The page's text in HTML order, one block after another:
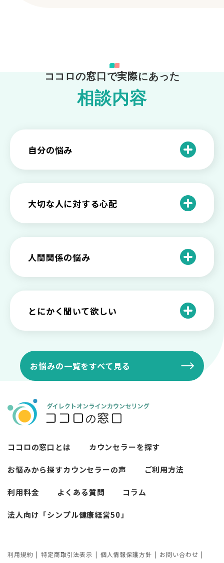
ココロの窓口で実際にあった
相談内容
自分の悩み
自分を変えたい
仕事や学業についての悩み
生活の変化についての悩み
将来・人生についての悩み
辛い出来事の影響・悩み
メンタルヘルスの相談
大切な人に対する心配
親・家族・友人に対しての心配
人間関係の悩み
恋愛の人間関係についての悩み
夫婦・パートナーの人間関係についての
家族の人間関係についての悩み
その他の人間関係についての悩み
とにかく聞いて欲しい
家庭の愚痴を聞いて欲しい
とにかく寂しいので話しを聞いて欲しい
お悩みの一覧をすべて見る
ココロの窓口とは カウンセラーを探す
お悩みから探すカウンセラーの声 ご利用方法
利用料金 よくある質問 コラム
法人向け「シンプル健康経営50」
利用規約 特定商取引法表示 個人情報保護方針
お問い合わせ